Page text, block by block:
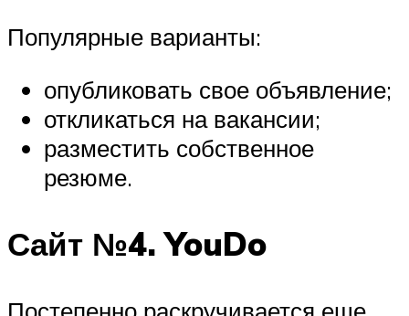
Популярные варианты:
опубликовать свое объявление;
откликаться на вакансии;
разместить собственное
резюме.
Сайт №4. YouDo